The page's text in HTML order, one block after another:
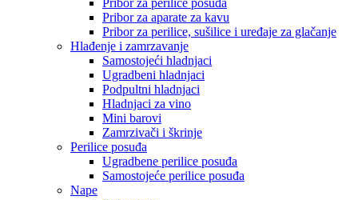
Pribor za perilice posuđa
Pribor za aparate za kavu
Pribor za perilice, sušilice i uređaje za glačanje
Hlađenje i zamrzavanje
Samostojeći hladnjaci
Ugradbeni hladnjaci
Podpultni hladnjaci
Hladnjaci za vino
Mini barovi
Zamrzivači i škrinje
Perilice posuđa
Ugradbene perilice posuđa
Samostojeće perilice posuđa
Nape